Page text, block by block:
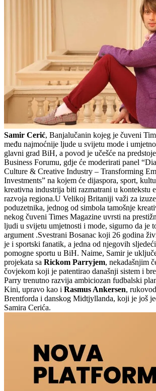
Samir Cerić, Banjalučanin kojeg je čuveni
među najmoćnije ljude u svijetu mode i
glavni grad BiH, a povod je učešće na
Business Forumu, gdje će moderirati panel
Culture & Creative Industry – Transforming
Investments” na kojem će dijaspora, sport,
kreativna industrija biti razmatrani u kontekstu
razvoja regiona.U Velikoj Britaniji važi za
poduzetnika, jednog od simbola tamošnje
nekog čuveni Times Magazine uvrsti na
ljudi u svijetu umjetnosti i mode, sigurno da je
argument .Svestrani Bosanac koji 26 godina
je i sportski fanatik, a jedna od njegovih
pomogne sportu u BiH. Naime, Samir je
projekata sa Rickom Parryjem, nekadašnjim
čovjekom koji je patentirao današnji sistem i
Parry trenutno razvija ambiciozan fudbalski
Kini, upravo kao i Rasmus Ankersen,
Brentforda i danskog Midtjyllanda, koji je još
Samira Cerića.